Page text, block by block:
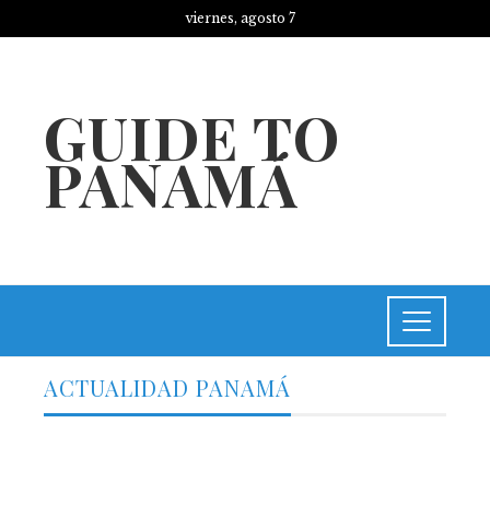
viernes, agosto 7
GUIDE TO
PANAMÁ
ACTUALIDAD PANAMÁ